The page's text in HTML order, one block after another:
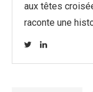
aux têtes
raconte une